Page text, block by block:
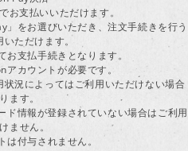
お支払いいただけます。
をお選びいただき、注文手続きを行う
ただけます。
支払手続きとなります。
カウントが必要です。
況によってはご利用いただけない場合
ます。
情報が登録されていない場合はご利用
ません。
付与されません。